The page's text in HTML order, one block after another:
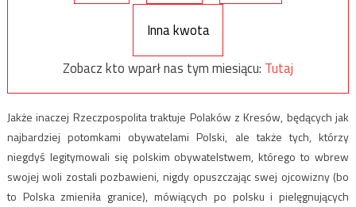
Inna kwota
Zobacz kto wparł nas tym miesiącu: Tutaj
Jakże inaczej Rzeczpospolita traktuje Polaków z Kresów, będących jak
najbardziej potomkami obywatelami Polski, ale także tych, którzy
niegdyś legitymowali się polskim obywatelstwem, którego to wbrew
swojej woli zostali pozbawieni, nigdy opuszczając swej ojcowizny (bo
to Polska zmieniła granice), mówiących po polsku i pielęgnujących